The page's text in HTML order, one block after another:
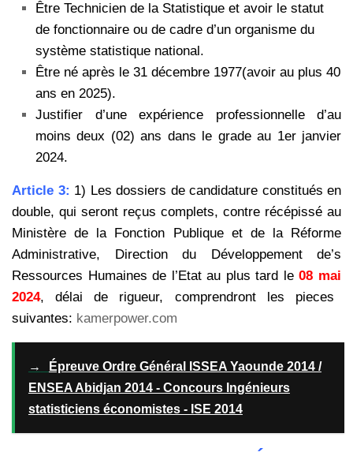
Être Technicien de la Statistique et avoir le statut
de fonctionnaire ou de cadre d’un organisme du
système statistique national.
Être né après le 31 décembre 1977(avoir au plus 40
ans en 2025).
Justifier d’une expérience professionnelle d’au
moins deux (02) ans dans le grade au 1er janvier
2024.
Article 3: 1) Les dossiers de candidature constitués en
double, qui seront reçus complets, contre récépissé au
Ministère de la Fonction Publique et de la Réforme
Administrative, Direction du Développement de’s
Ressources Humaines de l’Etat au plus tard le08 mai
2024, délai de rigueur, comprendront les pieces
suivantes: kamerpower.com
→
Épreuve Ordre Général ISSEA Yaounde 2014 /
ENSEA Abidjan 2014 - Concours Ingénieurs
statisticiens économistes - ISE 2014